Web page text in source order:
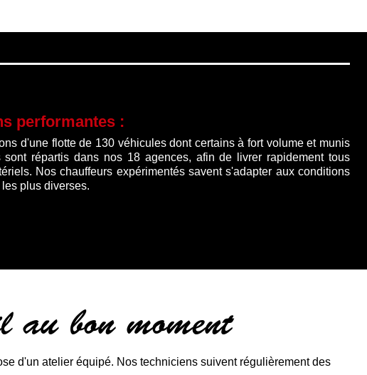
performantes :
d'une flotte de 130 véhicules dont certains à fort volume et munis
sont répartis dans nos 18 agences, afin de livrer rapidement tous
Nos chauffeurs expérimentés savent s'adapter aux conditions
plus diverses.
au bon moment
d'un atelier équipé. Nos techniciens suivent régulièrement des